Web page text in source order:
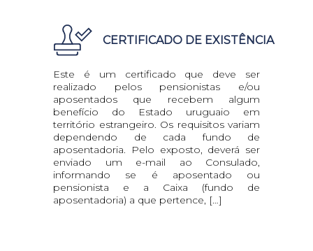
CERTIFICADO DE EXISTÊNCIA
Este é um certificado que deve ser
realizado pelos pensionistas e/ou
aposentados que recebem algum
benefício do Estado uruguaio em
território estrangeiro. Os requisitos variam
dependendo de cada fundo de
aposentadoria. Pelo exposto, deverá ser
enviado um e-mail ao Consulado,
informando se é aposentado ou
pensionista e a Caixa (fundo de
aposentadoria) a que pertence, […]